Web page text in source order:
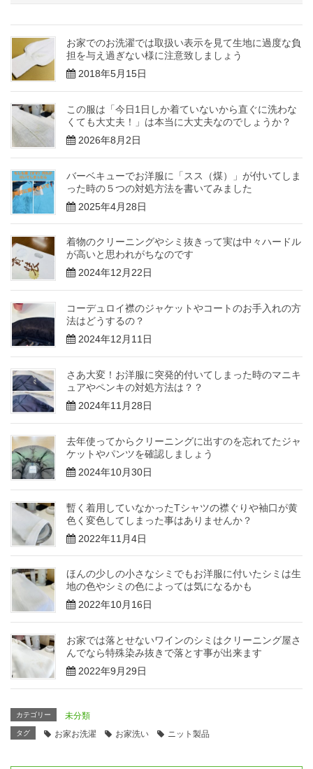
お家でのお洗濯では取扱い表示を見て生地に過度な負
担を与え過ぎない様に注意致しましょう
2018年5月15日
この服は「今日1日しか着ていないから直ぐに洗わな
くても大丈夫！」は本当に大丈夫なのでしょうか？
2026年8月2日
バーベキューでお洋服に「スス（煤）」が付いてしま
った時の５つの対処方法を書いてみました
2025年4月28日
着物のクリーニングやシミ抜きって実は中々ハードル
が高いと思われがちなのです
2024年12月22日
コーデュロイ襟のジャケットやコートのお手入れの方
法はどうするの？
2024年12月11日
さあ大変！お洋服に突発的付いてしまった時のマニキ
ュアやペンキの対処方法は？？
2024年11月28日
去年使ってからクリーニングに出すのを忘れてたジャ
ケットやパンツを確認しましょう
2024年10月30日
暫く着用していなかったTシャツの襟ぐりや袖口が黄
色く変色してしまった事はありませんか？
2022年11月4日
ほんの少しの小さなシミでもお洋服に付いたシミは生
地の色やシミの色によっては気になるかも
2022年10月16日
お家では落とせないワインのシミはクリーニング屋さ
んでなら特殊染み抜きで落とす事が出来ます
2022年9月29日
カテゴリー 未分類
タグ お家お洗濯 お家洗い ニット製品